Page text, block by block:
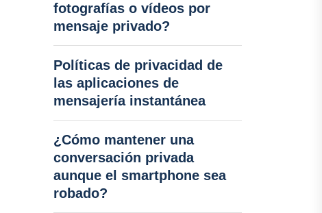
fotografías o vídeos por
mensaje privado?
Políticas de privacidad de
las aplicaciones de
mensajería instantánea
¿Cómo mantener una
conversación privada
aunque el smartphone sea
robado?